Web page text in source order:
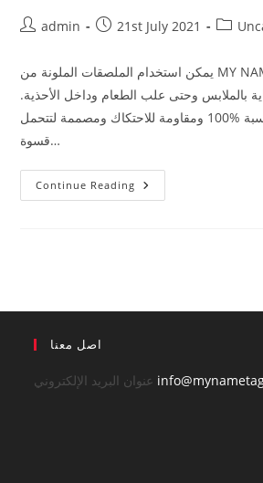
Postadmin
Post21st July 2021
Post
يمكن استخدام الملصقات الملونة من MY NAMETAGS على كل شيء
بالملابس وحتى علب الطعام وداخل الأحذية.
إنها مقاومة للماء بنسبة %100 ومقاومة للاحتكاك ومصممة لتتحمل
قسوة…
Continue Reading تصاميمنا
الأكثر
اصل معنا